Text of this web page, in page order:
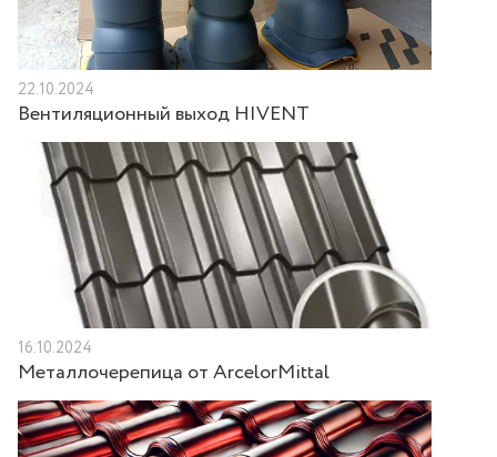
22.10.2024
Вентиляционный выход HIVENT
16.10.2024
Металлочерепица от ArcelorMittal